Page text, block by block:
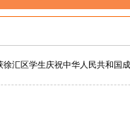
徐汇区学生庆祝中华人民共和国